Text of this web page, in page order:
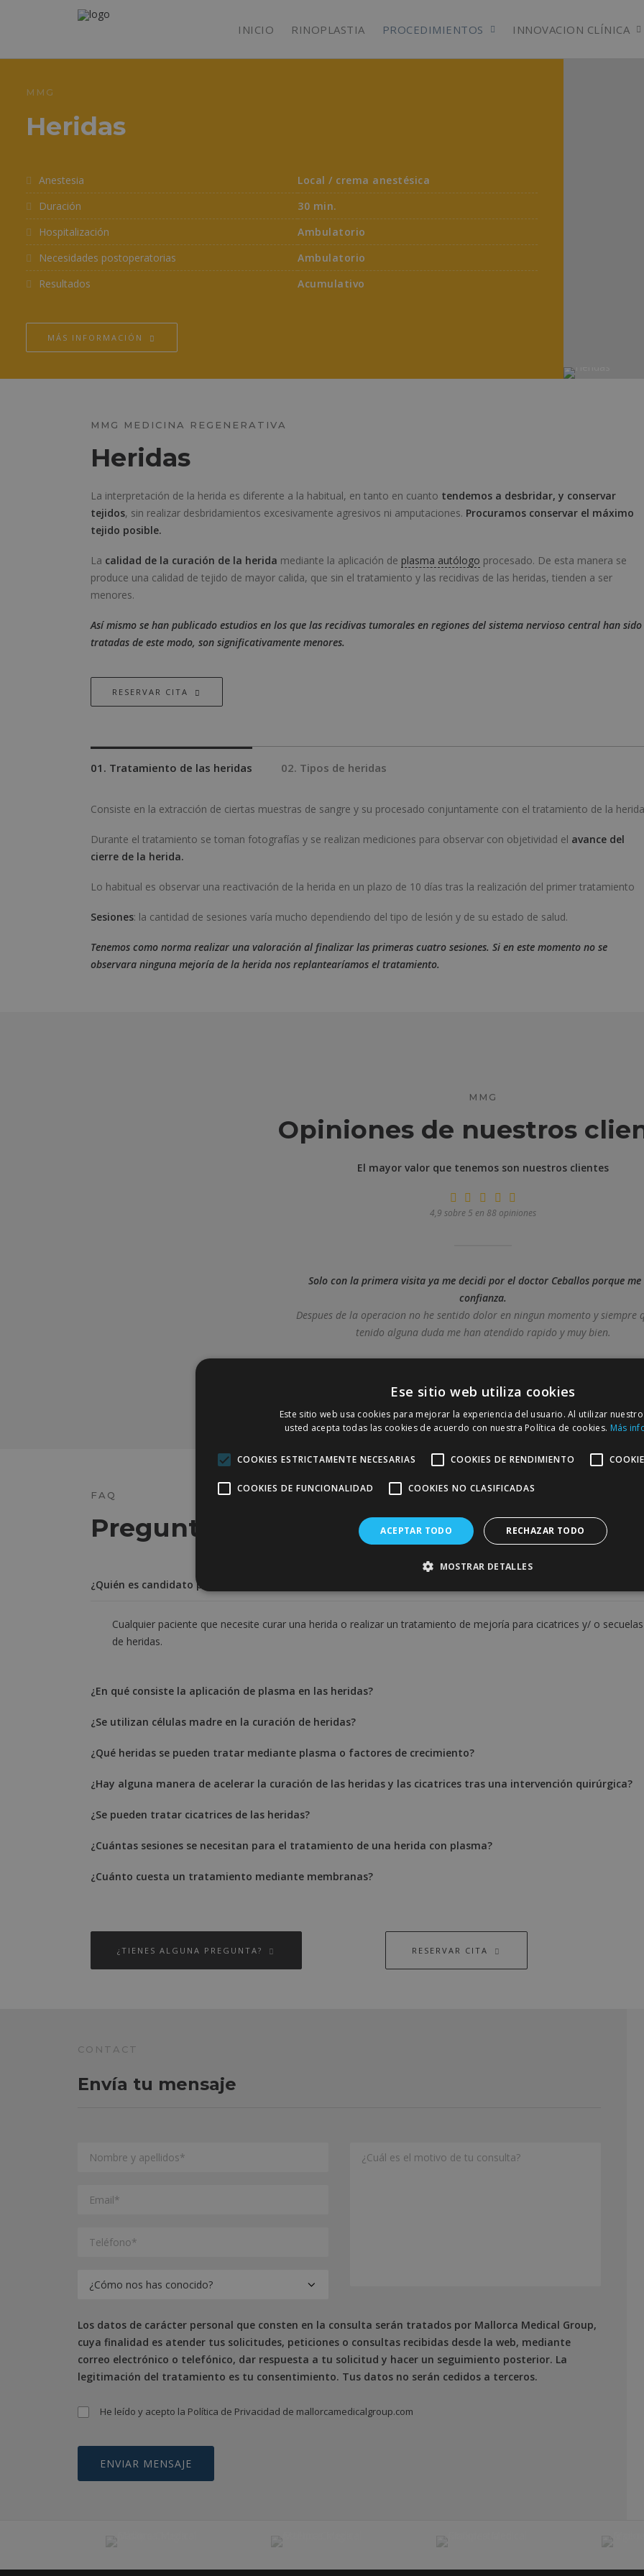
INICIO RINOPLASTIA PROCEDIMIENTOS INNOVACION CLÍNICA
MMG
Heridas
Anestesia
Local / crema anestésica
Duración
30 min.
Hospitalización
Ambulatorio
Necesidades postoperatorias
Ambulatorio
Resultados
Acumulativo
MÁS INFORMACIÓN
MMG MEDICINA REGENERATIVA
Heridas
La interpretación de la herida es diferente a la habitual, en tanto en cuanto tendemos a desbridar, y conservar
tejidos, sin realizar desbridamientos excesivamente agresivos ni amputaciones. Procuramos conservar el máximo
tejido posible.
La calidad de la curación de la herida mediante la aplicación de plasma autólogo procesado. De esta manera se
produce una calidad de tejido de mayor calida, que sin el tratamiento y las recidivas de las heridas, tienden a ser
menores.
Así mismo se han publicado estudios en los que las recidivas tumorales en regiones del sistema nervioso central han sido
tratadas de este modo, son significativamente menores.
RESERVAR CITA
01. Tratamiento de las heridas 02. Tipos de heridas
Consiste en la extracción de ciertas muestras de sangre y su procesado conjuntamente con el tratamiento de la
Durante el tratamiento se toman fotografías y se realizan mediciones para observar con objetividad el avance del
cierre de la herida.
Lo habitual es observar una reactivación de la herida en un plazo de 10 días tras la realización del primer tratamiento
Sesiones: la cantidad de sesiones varía mucho dependiendo del tipo de lesión y de su estado de salud.
Tenemos como norma realizar una valoración al finalizar las primeras cuatro sesiones. Si en este momento no se
observara ninguna mejoría de la herida nos replantearíamos el tratamiento.
MMG
Opiniones de nuestros
El mayor valor que tenemos son nuestros clientes
4,9 sobre 5 en 88 opiniones
Solo con la primera visita ya me decidi por el doctor Ceballos porque me
confianza.
Despues de la operacion no he sentido dolor en ningun momento y siempre
tenido alguna duda me han atendido rapido y muy bien.
— Toni D. —
FAQ
Preguntas frecuentes
¿Quién es candidato para la realización de tratamientos para la curación de heridas?
Cualquier paciente que necesite curar una herida o realizar un tratamiento de mejoría para cicatrices y/ o secuelas
de heridas.
¿En qué consiste la aplicación de plasma en las heridas?
¿Se utilizan células madre en la curación de heridas?
¿Qué heridas se pueden tratar mediante plasma o factores de crecimiento?
¿Hay alguna manera de acelerar la curación de las heridas y las cicatrices tras una intervención quirúrgica?
¿Se pueden tratar cicatrices de las heridas?
¿Cuántas sesiones se necesitan para el tratamiento de una herida con plasma?
¿Cuánto cuesta un tratamiento mediante membranas?
¿TIENES ALGUNA PREGUNTA? RESERVAR CITA
CONTACT
Envía tu mensaje
Los datos de carácter personal que consten en la consulta serán tratados por Mallorca Medical Group,
cuya finalidad es atender tus solicitudes, peticiones o consultas recibidas desde la web, mediante
correo electrónico o telefónico, dar respuesta a tu solicitud y hacer un seguimiento posterior. La
legitimación del tratamiento es tu consentimiento. Tus datos no serán cedidos a terceros.
He leído y acepto la Política de Privacidad de mallorcamedicalgroup.com
Ese sitio web utiliza cookies
Este sitio web usa cookies para mejorar la experiencia del usuario. Al utilizar
usted acepta todas las cookies de acuerdo con nuestra Política de cookies. Más
COOKIES ESTRICTAMENTE NECESARIAS COOKIES DE RENDIMIENTO
COOKIES DE FUNCIONALIDAD COOKIES NO CLASIFICADAS
ACEPTAR TODO RECHAZAR TODO
MOSTRAR DETALLES